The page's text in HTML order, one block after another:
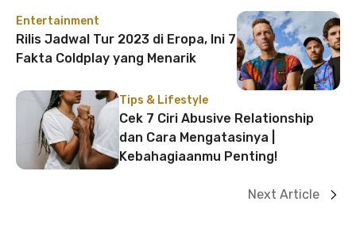
Entertainment
Rilis Jadwal Tur 2023 di Eropa, Ini 7
Fakta Coldplay yang Menarik
Tips & Lifestyle
Cek 7 Ciri Abusive Relationship
dan Cara Mengatasinya |
Kebahagiaanmu Penting!
Next Article